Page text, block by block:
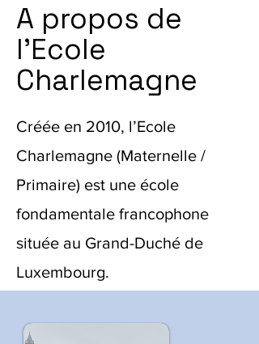
A propos de
l'Ecole
Charlemagne
Créée en 2010, l’Ecole
Charlemagne (Maternelle /
Primaire) est une école
fondamentale francophone
située au Grand-Duché de
Luxembourg.